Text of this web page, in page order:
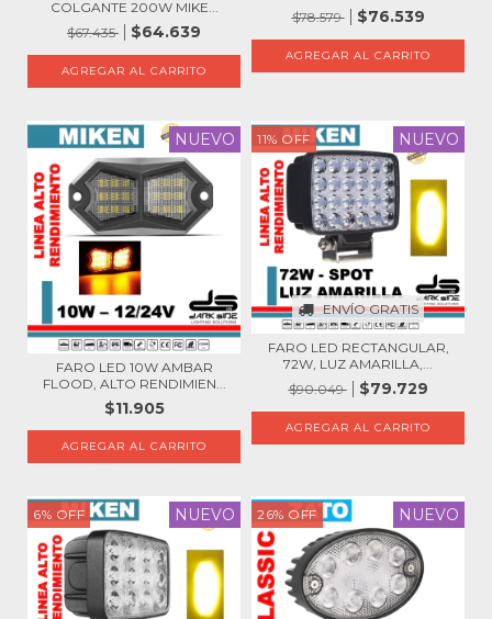
COLGANTE 200W MIKE...
$67.435
$64.639
$78.579
$76.539
NUEVO
FARO LED 10W AMBAR
FLOOD, ALTO RENDIMIEN...
$11.905
11% OFF
ENVÍO GRATIS
NUEVO
FARO LED RECTANGULAR,
72W, LUZ AMARILLA,...
$90.049
$79.729
6% OFF NUEVO 26% OFF NUEVO